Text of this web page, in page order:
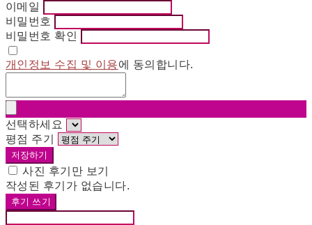
이메일
비밀번호
비밀번호 확인
개인정보 수집 및 이용에 동의합니다.
선택하세요
평점 주기
저장하기
사진 후기만 보기
작성된 후기가 없습니다.
후기 쓰기